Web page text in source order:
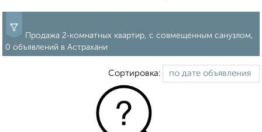
Продажа 2‑комнатных квартир, с совмещенным санузлом,
0 объявлений в Астрахани
Сортировка: